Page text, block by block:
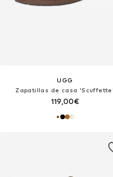
UGG
Zapatillas de casa 'Scuffette'
119,00€